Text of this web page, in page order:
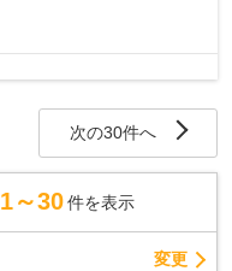
次の30件へ
1～30 件を表示
変更